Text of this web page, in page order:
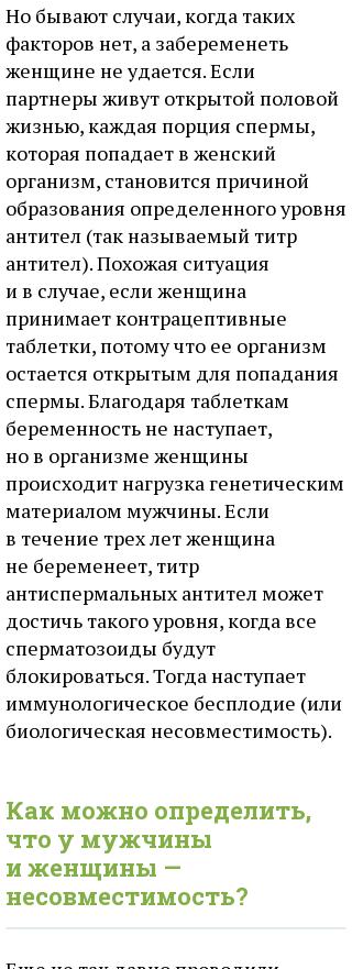
Но бывают случаи, когда таких
факторов нет, а забеременеть
женщине не удается. Если
партнеры живут открытой половой
жизнью, каждая порция спермы,
которая попадает в женский
организм, становится причиной
образования определенного уровня
антител (так называемый титр
антител). Похожая ситуация
и в случае, если женщина
принимает контрацептивные
таблетки, потому что ее организм
остается открытым для попадания
спермы. Благодаря таблеткам
беременность не наступает,
но в организме женщины
происходит нагрузка генетическим
материалом мужчины. Если
в течение трех лет женщина
не беременеет, титр
антиспермальных антител может
достичь такого уровня, когда все
сперматозоиды будут
блокироваться. Тогда наступает
иммунологическое бесплодие (или
биологическая несовместимость).
Как можно определить,
что у мужчины
и женщины —
несовместимость?